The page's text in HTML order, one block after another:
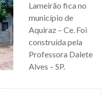
Lameirão fica no
município de
Aquiraz – Ce. Foi
construída pela
Professora Dalete
Alves – SP.